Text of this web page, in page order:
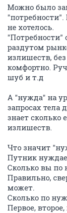
Можно было
не хотелось.
"Потребности"
раздутом
излишеств,
комфортно.
шуб и т.д
А "нужда" на
запросах тела
знает сколько
излишеств.
Что значит
Путник
Сколько вы по
Правильно,
может.
Сколько по
Первое,